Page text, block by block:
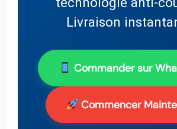
Livraison
Commander sur
Commencer